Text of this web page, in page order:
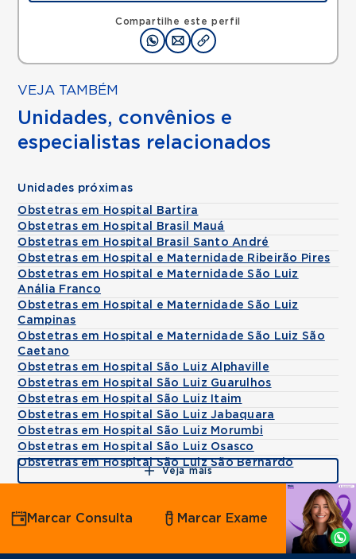
Compartilhe este perfil
Avenida Alvaro Ramos, Quarta Parada, Sao Paulo,
SP, 03330002 •
Mapa
VEJA TAMBÉM
Unidades, convênios e
especialistas relacionados
Unidades próximas
Obstetras em Hospital Bartira
Obstetras em Hospital Brasil Mauá
Obstetras em Hospital Brasil Santo André
Obstetras em Hospital e Maternidade Ribeirão Pires
Obstetras em Hospital e Maternidade São Luiz
Anália Franco
Obstetras em Hospital e Maternidade São Luiz
Campinas
Obstetras em Hospital e Maternidade São Luiz São
Caetano
Obstetras em Hospital São Luiz Alphaville
Obstetras em Hospital São Luiz Guarulhos
Obstetras em Hospital São Luiz Itaim
Obstetras em Hospital São Luiz Jabaquara
Obstetras em Hospital São Luiz Morumbi
Obstetras em Hospital São Luiz Osasco
Obstetras em Hospital São Luiz São Bernardo
Veja mais
Agende
por
Whatsapp
Marcar Consulta Marcar Exame